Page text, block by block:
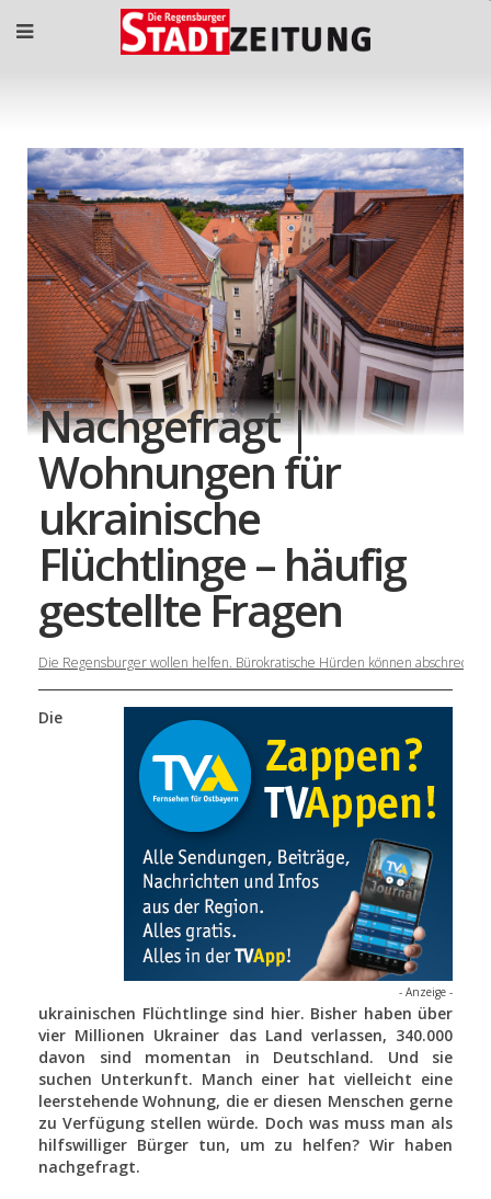
Nachgefragt |
Wohnungen für
ukrainische
Flüchtlinge – häufig
gestellte Fragen
Die Regensburger wollen helfen. Bürokratische Hürden können abschrecken.
- Anzeige -
Die
ukrainischen Flüchtlinge sind hier. Bisher haben über
vier Millionen Ukrainer das Land verlassen, 340.000
davon sind momentan in Deutschland. Und sie
suchen Unterkunft. Manch einer hat vielleicht eine
leerstehende Wohnung, die er diesen Menschen gerne
zu Verfügung stellen würde. Doch was muss man als
hilfswilliger Bürger tun, um zu helfen? Wir haben
nachgefragt.